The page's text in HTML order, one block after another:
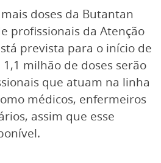
doses da Butantan
profissionais da Atenção
prevista para o início de
milhão de doses serão
que atuam na linha
médicos, enfermeiros
assim que esse